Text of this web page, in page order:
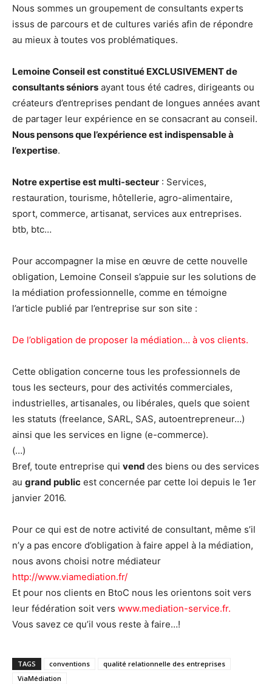
Nous sommes un groupement de consultants experts
issus de parcours et de cultures variés afin de répondre
au mieux à toutes vos problématiques.
Lemoine Conseil est constitué EXCLUSIVEMENT de
consultants séniors ayant tous été cadres, dirigeants ou
créateurs d’entreprises pendant de longues années avant
de partager leur expérience en se consacrant au conseil.
Nous pensons que l’expérience est indispensable à
l’expertise.
Notre expertise est multi-secteur : Services,
restauration, tourisme, hôtellerie, agro-alimentaire,
sport, commerce, artisanat, services aux entreprises.
btb, btc…
Pour accompagner la mise en œuvre de cette nouvelle
obligation, Lemoine Conseil s’appuie sur les solutions de
la médiation professionnelle, comme en témoigne
l’article publié par l’entreprise sur son site :
De l’obligation de proposer la médiation… à vos clients.
Cette obligation concerne tous les professionnels de
tous les secteurs, pour des activités commerciales,
industrielles, artisanales, ou libérales, quels que soient
les statuts (freelance, SARL, SAS, autoentrepreneur…)
ainsi que les services en ligne (e-commerce).
(…)
Bref, toute entreprise qui vend des biens ou des services
au grand public est concernée par cette loi depuis le 1er
janvier 2016.
Pour ce qui est de notre activité de consultant, même s’il
n’y a pas encore d’obligation à faire appel à la médiation,
nous avons choisi notre médiateur
http://www.viamediation.fr/
Et pour nos clients en BtoC nous les orientons soit vers
leur fédération soit vers www.mediation-service.fr.
Vous savez ce qu’il vous reste à faire…!
TAGS conventions
qualité relationnelle des entreprises
ViaMédiation